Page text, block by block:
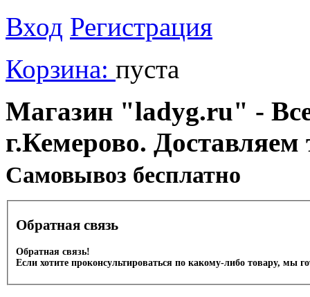
Вход Регистрация
Корзина: пуста
Магазин "ladyg.ru" -
г.Кемерово.
Cамовывоз бесплатно
Обратная связь
Обратная связь!
Если хотите проконсультироваться по какому-либо товару, мы